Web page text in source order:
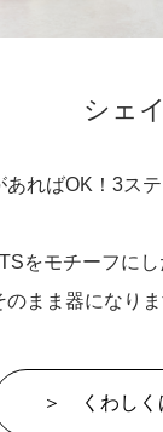
シェ
あればOK！3ス
をモチーフに
のまま器になり
＞ くわしく